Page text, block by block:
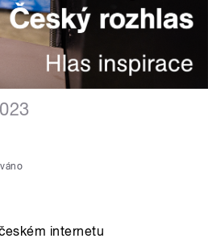
internetu